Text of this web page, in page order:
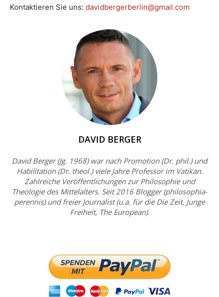
Kontaktieren Sie uns: davidbergerberlin@gmail.com
DAVID BERGER
David Berger (Jg. 1968) war nach Promotion (Dr. phil.) und
Habilitation (Dr. theol.) viele Jahre Professor im Vatikan.
Zahlreiche Veröffentlichungen zur Philosophie und
Theologie des Mittelalters. Seit 2016 Blogger (philosophia-
perennis) und freier Journalist (u.a. für die Die Zeit, Junge
Freiheit, The European).